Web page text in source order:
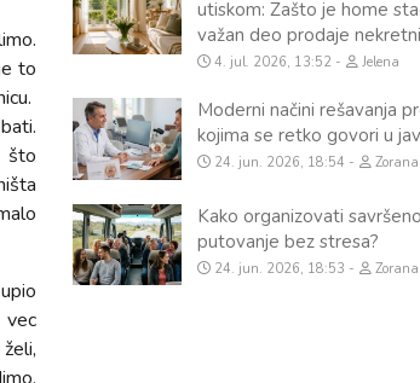
to
što
utiskom: Zašto je home
važan deo prodaje
4. jul. 2026, 13:52 Jelena
Moderni načini rešavanja
kojima se retko govori u
24. jun. 2026, 18:54 Zorana
Kako organizovati
putovanje bez stresa?
24. jun. 2026, 18:53 Zorana